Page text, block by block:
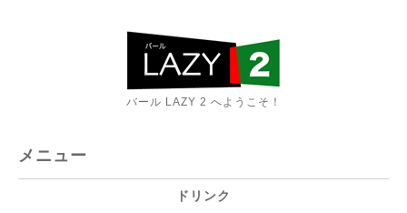
バール LAZY 2 へようこそ！
メニュー
ドリンク